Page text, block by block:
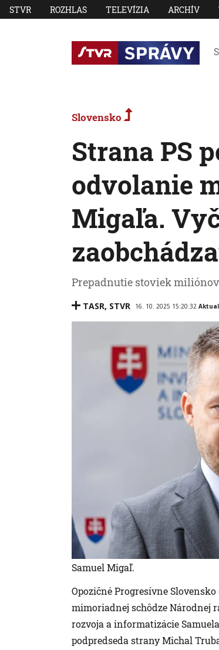
STVR ROZHLAS TELEVÍZIA ARCHÍV
Slovensko
Strana PS
odvolanie
Migaľa.
Prepadnutie stoviek
TASR, STVR 16. 10. 2025 15:20:32
Samuel Migaľ.
Opozičné Progresívne
mimoriadnej schôdze Národnej
rozvoja a informatizácie
podpredseda strany Michal